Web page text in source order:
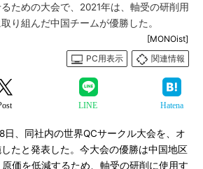
ための大会で、2021年は、軸受の研削用
り組んだ中国チームが優勝した。
[MONOist]
PC用表示
関連情報
LINE Hatena
、同社内の世界QCサークル大会を、オ
たと発表した。今大会の優勝は中国地区
価を低減するため、軸受の研削に使用す